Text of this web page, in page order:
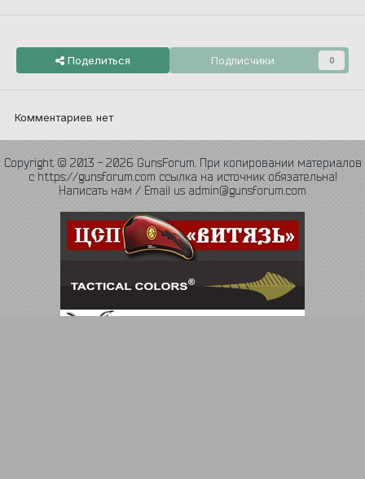
Поделиться Подписчики 0
Комментариев нет
Copyright © 2013 - 2026 GunsForum. При копировании материалов
с https://gunsforum.com ссылка на источник обязательна!
Написать нам / Email us admin@gunsforum.com